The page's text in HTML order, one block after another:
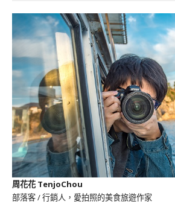
周花花 TenjoChou
部落客 / 行銷人，愛拍照的美食旅遊作家